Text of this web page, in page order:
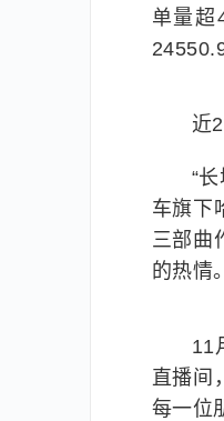
单量超
近
“
车旗下
三部曲
的热情。
11
直播间
每一位